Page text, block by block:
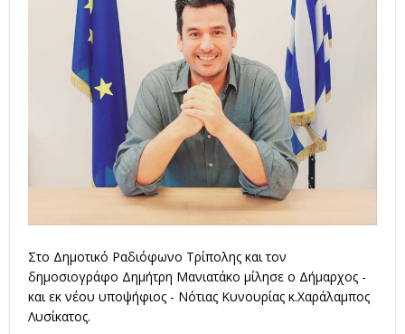
Στο Δημοτικό Ραδιόφωνο Τρίπολης και τον
δημοσιογράφο Δημήτρη Μανιατάκο μίλησε ο Δήμαρχος -
και εκ νέου υποψήφιος - Νότιας Κυνουρίας κ.Χαράλαμπος
Λυσίκατος.